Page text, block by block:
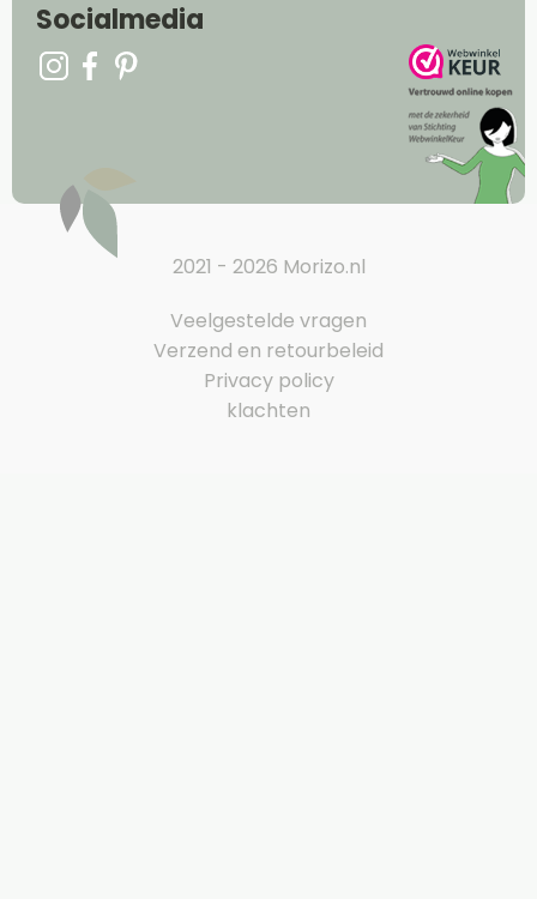
Socialmedia
2021 - 2026 Morizo.nl
Veelgestelde vragen
Verzend en retourbeleid
Privacy policy
klachten